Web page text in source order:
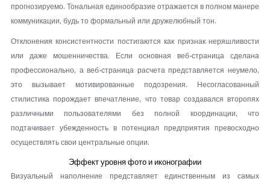
прогнозируемо. Тональная единообразие отражается в полном манере
коммуникации, будь то формальный или дружелюбный тон.
Отклонения консистентности постигаются как признак неряшливости
или даже мошенничества. Если основная веб-страница сделана
профессионально, а веб-страница расчета представляется неумело,
это вызывает мотивированные подозрения. Несогласованный
стилистика порождает впечатление, что товар создавался второпях
различными пользователями без полной координации, что
подтачивает убежденность в потенциал предприятия превосходно
осуществлять свои центральные опции.
Эффект уровня фото и иконографии
Визуальный наполнение представляет единственным из самых